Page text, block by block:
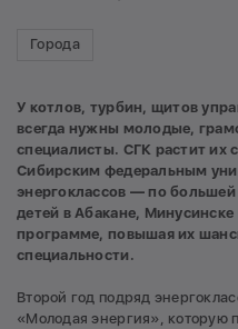
Города
У котлов, турбин, щитов
всегда нужны молодые,
специалисты. СГК растит их
Сибирским федеральным
энергоклассов — по
детей в Абакане,
программе, повышая их
специальности.
Второй год подряд
«Молодая энергия», которую